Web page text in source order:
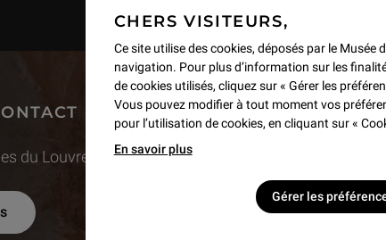
CHERS VISITEURS,
Ce site utilise des cookies, déposés par le Musée
navigation. Pour plus d’information sur les
de cookies utilisés, cliquez sur « Gérer les
Vous pouvez modifier à tout moment vos
pour l’utilisation de cookies, en cliquant sur «
En savoir plus
Gérer les
du Louvre selon vos goûts !